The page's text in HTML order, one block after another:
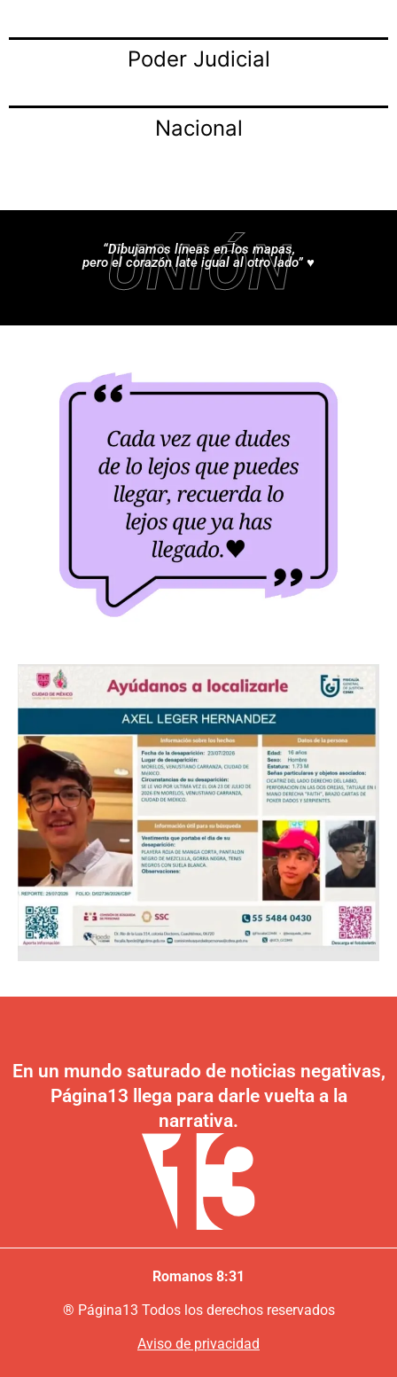
Poder Judicial
Nacional
UNIÓN
“Dibujamos líneas en los mapas,
pero el corazón late igual al otro lado” ♥
En un mundo saturado de noticias negativas,
Página13 llega para darle vuelta a la
narrativa.
Romanos 8:31
® Página13 Todos los derechos reservados
Aviso de privacidad